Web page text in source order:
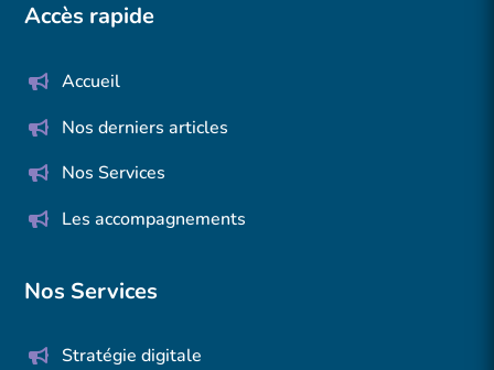
Accès rapide
Accueil
Nos derniers articles
Nos Services
Les accompagnements
Nos Services
Stratégie digitale